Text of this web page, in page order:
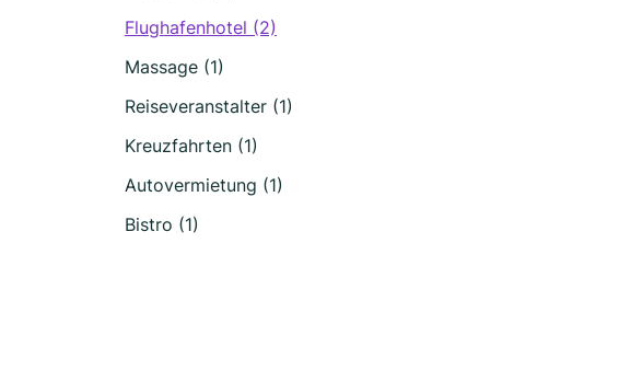
Flughafenhotel (2)
Massage (1)
Reiseveranstalter (1)
Kreuzfahrten (1)
Autovermietung (1)
Bistro (1)